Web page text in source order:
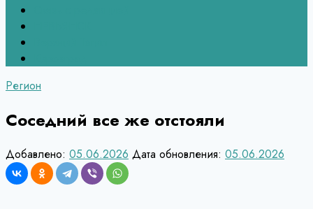
Регион
Соседний все же отстояли
Добавлено: 05.06.2026 Дата обновления: 05.06.2026